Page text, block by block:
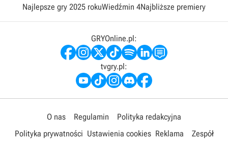
Najlepsze gry 2025 rokuWiedźmin 4Najbliższe premiery
GRYOnline.pl:
tvgry.pl:
O nas Regulamin
Polityka redakcyjna
Polityka prywatności Ustawienia cookies Reklama Zespół